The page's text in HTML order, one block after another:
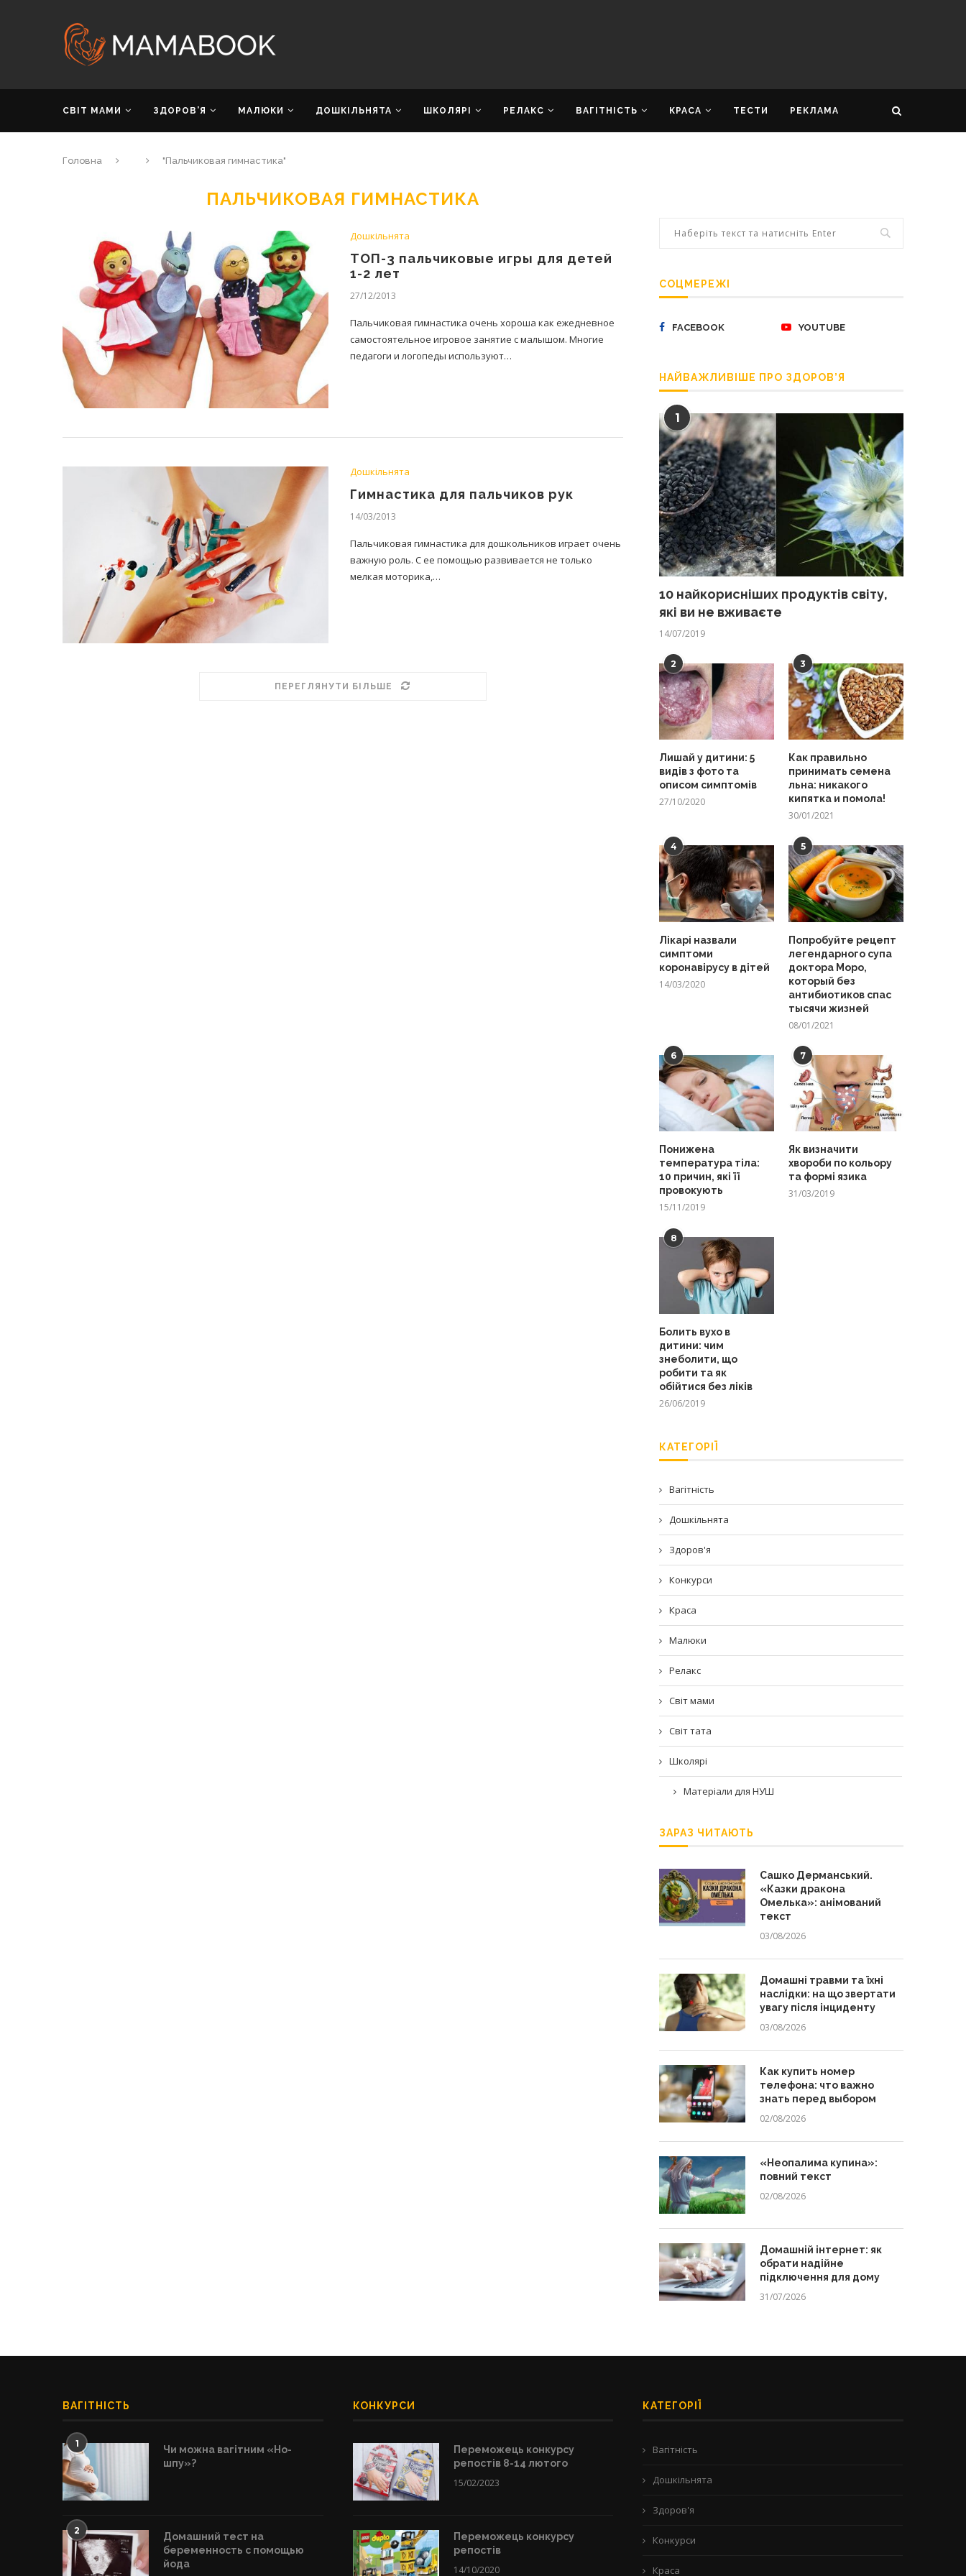
СВІТ МАМИ ЗДОРОВ’Я МАЛЮКИ ДОШКІЛЬНЯТА ШКОЛЯРІ РЕЛАКС ВАГІТНІСТЬ КРАСА ТЕСТИ РЕКЛАМА
Головна "Пальчиковая гимнастика"
ПАЛЬЧИКОВАЯ ГИМНАСТИКА
Дошкільнята
ТОП-3 пальчиковые игры для детей
1-2 лет
27/12/2013
Пальчиковая гимнастика очень хороша как ежедневное
самостоятельное игровое занятие с малышом. Многие
педагоги и логопеды используют…
Дошкільнята
Гимнастика для пальчиков рук
14/03/2013
Пальчиковая гимнастика для дошкольников играет очень
важную роль. С ее помощью развивается не только
мелкая моторика,…
ПЕРЕГЛЯНУТИ БІЛЬШЕ
СОЦМЕРЕЖІ
FACEBOOK YOUTUBE
НАЙВАЖЛИВІШЕ ПРО ЗДОРОВ’Я
1
10 найкорисніших продуктів світу,
які ви не вживаєте
14/07/2019
2
Лишай у дитини: 5
видів з фото та
описом симптомів
27/10/2020
3
Как правильно
принимать семена
льна: никакого
кипятка и помола!
30/01/2021
4
Лікарі назвали
симптоми
коронавірусу в дітей
14/03/2020
5
Попробуйте рецепт
легендарного супа
доктора Моро,
который без
антибиотиков спас
тысячи жизней
08/01/2021
6
Понижена
температура тіла:
10 причин, які її
провокують
15/11/2019
7
Як визначити
хвороби по кольору
та формі язика
31/03/2019
8
Болить вухо в
дитини: чим
знеболити, що
робити та як
обійтися без ліків
26/06/2019
КАТЕГОРІЇ
Вагітність
Дошкільнята
Здоров'я
Конкурси
Краса
Малюки
Релакс
Світ мами
Світ тата
Школярі
Матеріали для НУШ
ЗАРАЗ ЧИТАЮТЬ
Сашко Дерманський.
«Казки дракона
Омелька»: анімований
текст
03/08/2026
Домашні травми та їхні
наслідки: на що звертати
увагу після інциденту
03/08/2026
Как купить номер
телефона: что важно
знать перед выбором
02/08/2026
«Неопалима купина»:
повний текст
02/08/2026
Домашній інтернет: як
обрати надійне
підключення для дому
31/07/2026
ВАГІТНІСТЬ
1
Чи можна вагітним «Но-
шпу»?
2
Домашний тест на
беременность с помощью
йода
КОНКУРСИ
Переможець конкурсу
репостів 8-14 лютого
15/02/2023
Переможець конкурсу
репостів
14/10/2020
КАТЕГОРІЇ
Вагітність
Дошкільнята
Здоров'я
Конкурси
Краса